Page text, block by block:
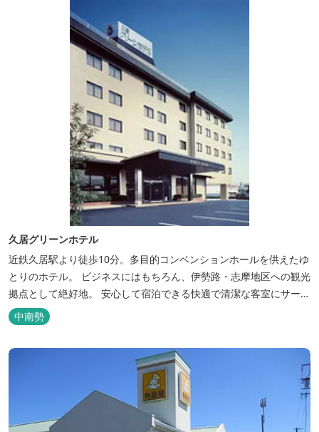
久居グリーンホテル
近鉄久居駅より徒歩10分。多目的コンベンションホールを供えたゆ
とりのホテル。 ビジネスにはもちろん、伊勢路・志摩地区への観光
拠点として絶好地。 安心して宿泊できる快適で清潔な客室にサービ
スも行き届いています。一志・ 嬉野のゴルフ場に至近。
中南勢